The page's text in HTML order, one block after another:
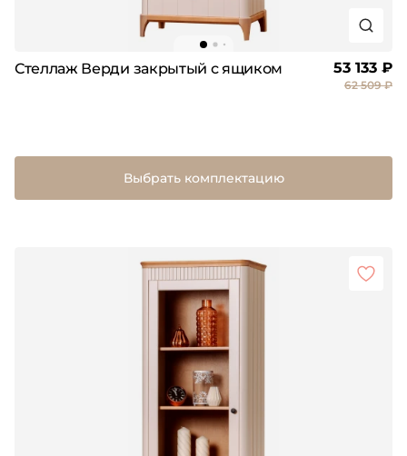
Стеллаж Верди закрытый с ящиком 53 133 ₽
62 509 ₽
Выбрать комплектацию